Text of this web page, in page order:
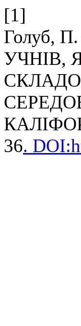
[1]
Голуб,
УЧНІВ,
36.